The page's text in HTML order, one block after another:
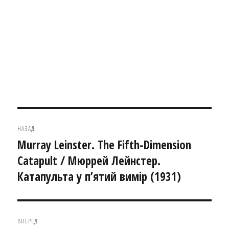
записів
НАЗАД
Попередній
запис:
Murray Leinster. The Fifth-Dimension
Catapult / Мюррей Лейнстер.
Катапульта у п’ятий вимір (1931)
ВПЕРЕД